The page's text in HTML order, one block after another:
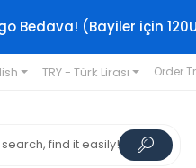
Bedava! (Bayiler için
TRY - Türk Lirası Order